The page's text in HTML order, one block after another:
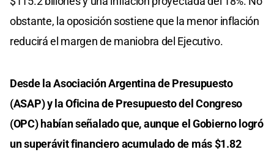
obstante, la oposición sostiene que la menor inflación
reducirá el margen de maniobra del Ejecutivo.
Desde la Asociación Argentina de Presupuesto
(ASAP) y la Oficina de Presupuesto del Congreso
(OPC) habían señalado que, aunque el Gobierno logró
un superávit financiero acumulado de más $1.82